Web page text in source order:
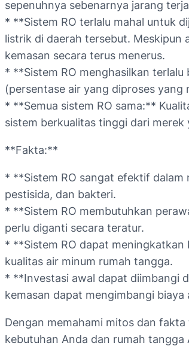
sepenuhnya sebenarnya jarang
* **Sistem RO terlalu mahal untuk
listrik di daerah tersebut. Meskipun
kemasan secara terus menerus.
* **Sistem RO menghasilkan
(persentase air yang diproses
* **Semua sistem RO sama:**
sistem berkualitas tinggi dari
**Fakta:**
* **Sistem RO sangat efektif
pestisida, dan bakteri.
* **Sistem RO membutuhkan
perlu diganti secara teratur.
* **Sistem RO dapat
kualitas air minum rumah tangga.
* **Investasi awal dapat diimbangi
kemasan dapat mengimbangi
Dengan memahami mitos dan
kebutuhan Anda dan rumah